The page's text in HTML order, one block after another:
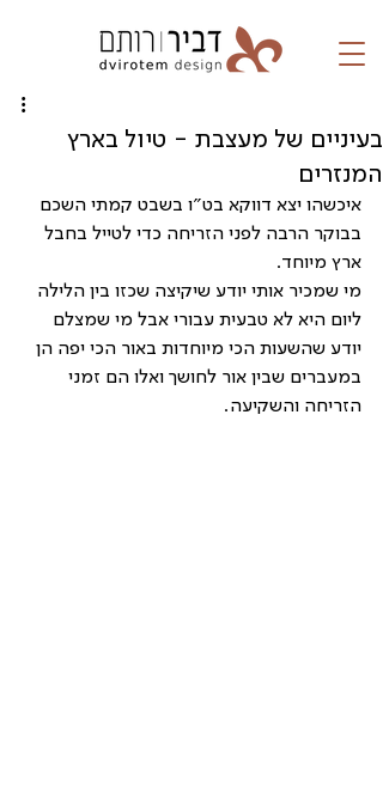
בעיניים של מעצבת - טיול בארץ
המנזרים
איכשהו יצא דווקא בט״ו בשבט קמתי השכם
בבוקר הרבה לפני הזריחה כדי לטייל בחבל
ארץ מיוחד.
מי שמכיר אותי יודע שיקיצה שכזו בין הלילה
ליום היא לא טבעית עבורי אבל מי שמצלם
יודע שהשעות הכי מיוחדות באור הכי יפה הן
במעברים שבין אור לחושך ואלו הם זמני
הזריחה והשקיעה.